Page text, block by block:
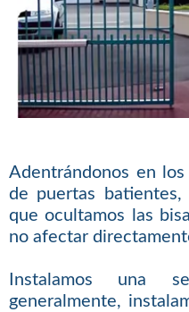
Adentrándonos en
de puertas
que ocultamos las
no afectar
Instalamos una
generalmente,